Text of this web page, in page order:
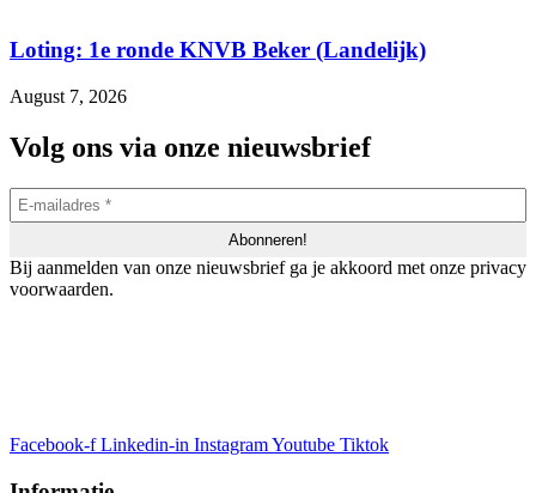
Loting: 1e ronde KNVB Beker (Landelijk)
August 7, 2026
Volg ons via onze nieuwsbrief
Bij aanmelden van onze nieuwsbrief ga je akkoord met onze privacy
voorwaarden.
Facebook-f Linkedin-in InstagramYoutube Tiktok